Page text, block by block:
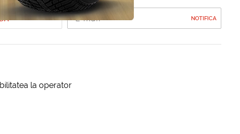
NOTIFICA
la operator